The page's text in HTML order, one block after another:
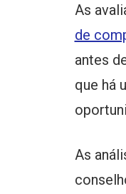
As
de
antes
que há
As